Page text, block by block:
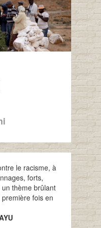
le racisme, à
forts,
thème brûlant
fois en